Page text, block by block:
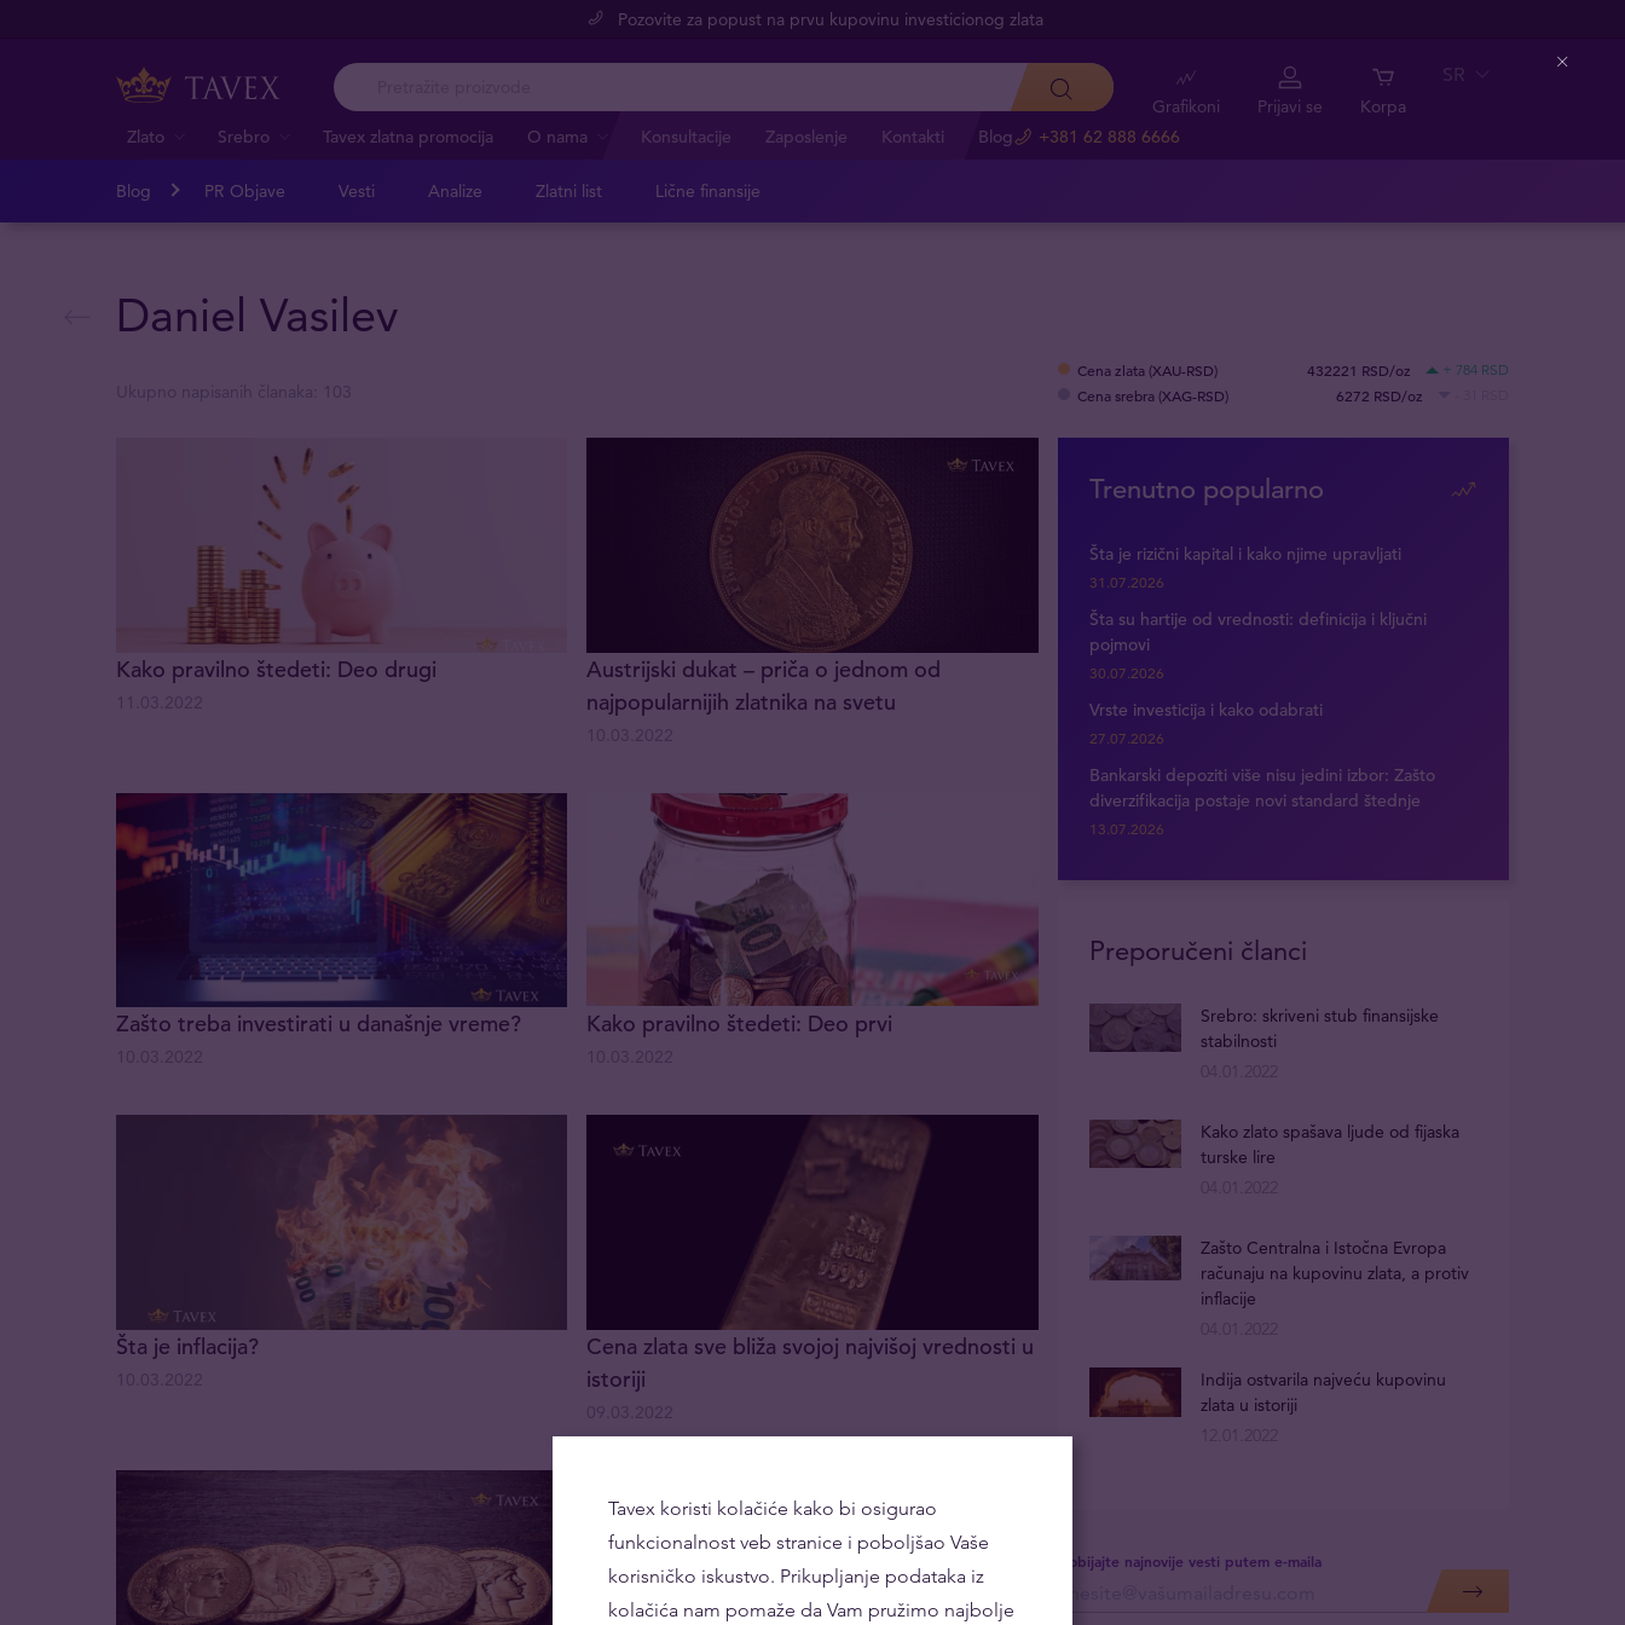
Pozovite za popust na prvu kupovinu investicionog zlata
Zlato Srebro Tavex zlatna promocija O nama Konsultacije Zaposlenje Kontakti Blog +381 62 888 6666
Grafikoni Prijavi se Korpa
SR
Blog PR Objave Vesti Analize Zlatni list Lične finansije
Daniel Vasilev
Cena zlata (XAU-RSD) 432221 RSD/oz + 784 RSD
Cena srebra (XAG-RSD) 6272 RSD/oz
Kako pravilno štedeti: Deo drugi
Austrijski dukat – priča o jednom od
najpopularnijih zlatnika na svetu
Zašto treba investirati u današnje vreme? Kako pravilno štedeti: Deo prvi
Šta je inflacija?
Cena zlata sve bliža svojoj najvišoj vrednosti u
istoriji
Trenutno popularno
Šta je rizični kapital i kako njime upravljati
31.07.2026
Šta su hartije od vrednosti: definicija i ključni
pojmovi
30.07.2026
Vrste investicija i kako odabrati
27.07.2026
Bankarski depoziti više nisu jedini izbor: Zašto
diverzifikacija postaje novi standard štednje
13.07.2026
Preporučeni članci
Srebro: skriveni stub finansijske
stabilnosti
04.01.2022
Kako zlato spašava ljude od fijaska
turske lire
04.01.2022
Zašto Centralna i Istočna Evropa
računaju na kupovinu zlata, a protiv
inflacije
04.01.2022
Indija ostvarila najveću kupovinu
zlata u istoriji
Dobijajte najnovije vesti putem e-maila
Tavex koristi kolačiće kako bi osigurao
funkcionalnost veb stranice i poboljšao Vaše
korisničko iskustvo. Prikupljanje podataka iz
kolačića nam pomaže da Vam pružimo najbolje
Close